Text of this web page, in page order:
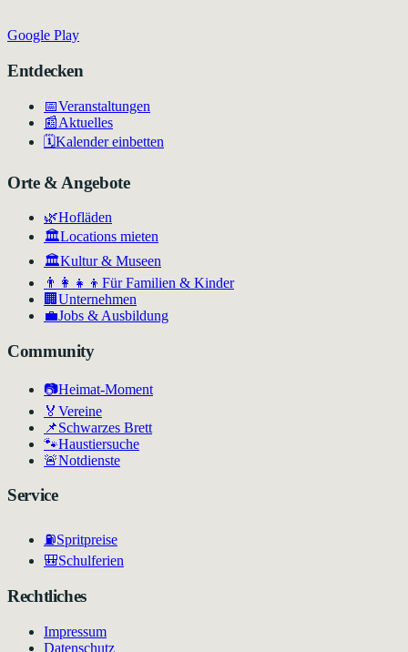
Google Play
Entdecken
📅Veranstaltungen
📰Aktuelles
🗓️Kalender einbetten
Orte & Angebote
🌿Hofläden
🏛️Locations mieten
🏛Kultur & Museen
👨‍👩‍👧‍👦 Für Familien & Kinder
🏢 Unternehmen
💼Jobs & Ausbildung
Community
📷Heimat-Moment
🏅 Vereine
📌Schwarzes Brett
🐾Haustiersuche
🚨Notdienste
Service
⛽Spritpreise
🎒Schulferien
Rechtliches
Impressum
Datenschutz